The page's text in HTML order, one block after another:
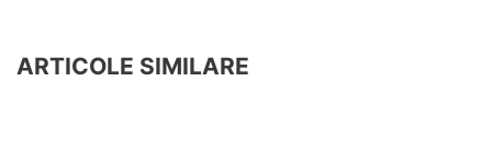
ARTICOLE SIMILARE